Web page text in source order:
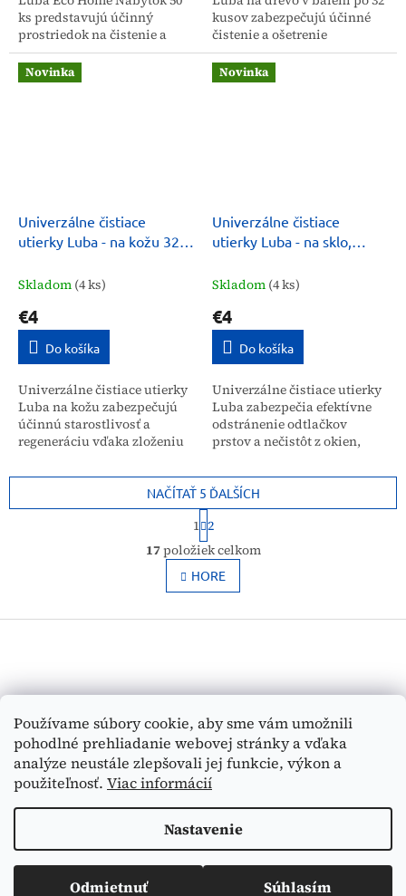
Používame súbory cookie, aby sme vám umožnili
pohodlné prehliadanie webovej stránky a vďaka
analýze neustále zlepšovali jej funkcie, výkon a
použiteľnosť. Viac informácií
Nastavenie
Odmietnuť Súhlasím
ks predstavujú účinný
prostriedok na čistenie a
ošetrovanie drevených
povrchov. Vďaka
špeciálnemu zloženiu tieto
kusov zabezpečujú účinné
čistenie a ošetrenie
drevených povrchov
pomocou karnaubského
vosku a avokádového oleja.
Novinka
Univerzálne čistiace
utierky Luba - na kožu 32 +
Skladom (4 ks)
€4
Do košíka
Univerzálne čistiace utierky
Luba na kožu zabezpečujú
účinnú starostlivosť a
regeneráciu vďaka zloženiu
vosk. Balenie obsahuje 32 + 8
Novinka
Univerzálne čistiace
utierky Luba - na sklo,
Skladom (4 ks)
€4
Do košíka
Univerzálne čistiace utierky
Luba zabezpečia efektívne
odstránenie odtlačkov
prstov a nečistôt z okien,
Balenie obsahuje 32 kusov
utierok s...
O
v
l
á
p
r
v
k
y
v
i
s
u
NAČÍTAŤ 5 ĎALŠÍCH
S
t
r
á
n
k
v
e
1 2
17položiek celkom
HORE
ä
HĽADAŤ
Vytvoril Shoptet
Copyright 2026Medi-Tex . Všetky práva vyhradené.